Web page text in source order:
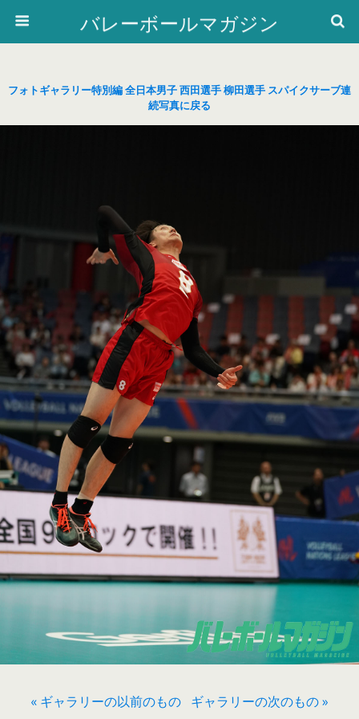
バレーボールマガジン
フォトギャラリー特別編 全日本男子 西田選手 柳田選手 スパイクサーブ連
続写真に戻る
« ギャラリーの以前のもの ギャラリーの次のもの »